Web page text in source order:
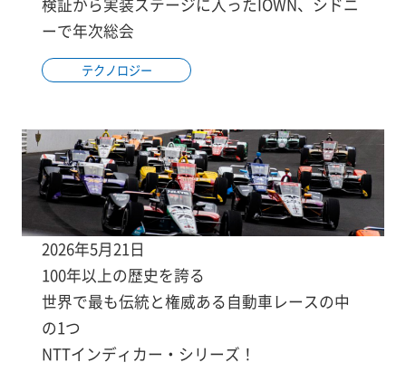
ーで年次総会
テクノロジー
2026年5月21日
100年以上の歴史を誇る
世界で最も伝統と権威ある自動車レースの中
の1つ
NTTインディカー・シリーズ！